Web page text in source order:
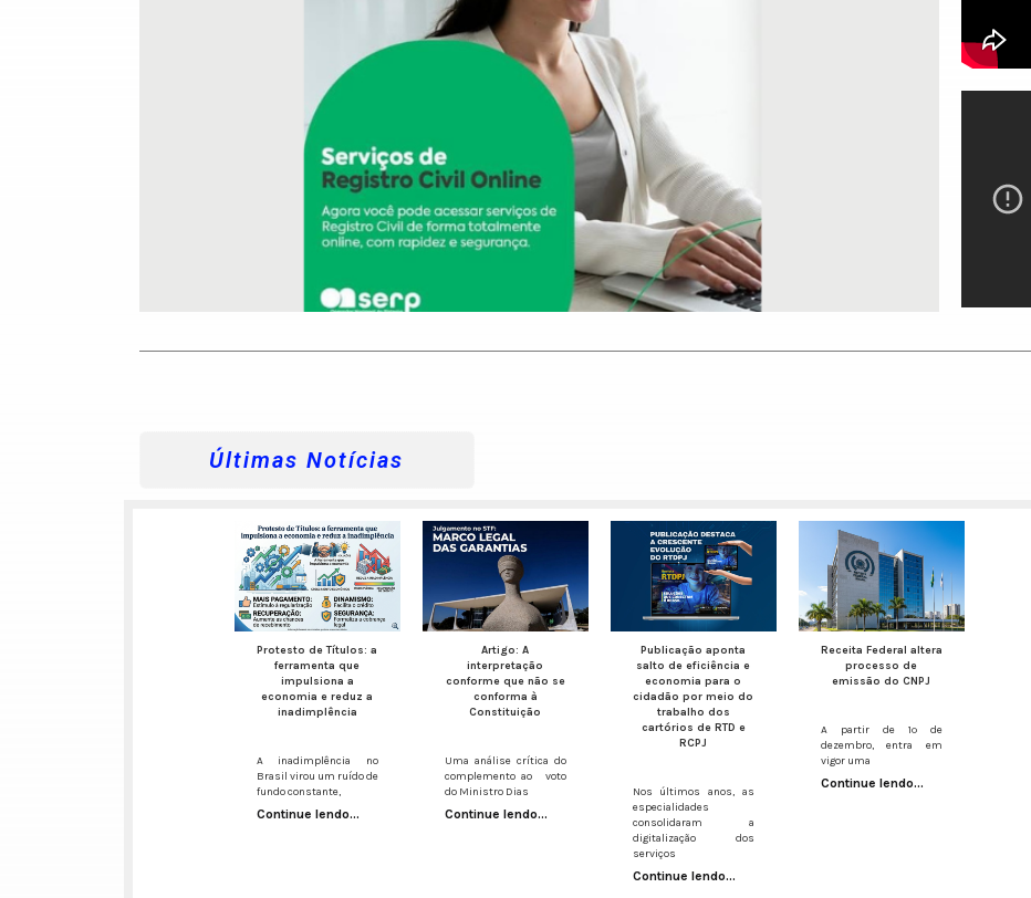
Últimas Notícias
Protesto de Títulos: a
ferramenta que
impulsiona a
economia e reduz a
inadimplência
A inadimplência no
Brasil virou um ruído de
fundo constante,
Continue lendo...
Artigo: A
interpretação
conforme que não se
conforma à
Constituição
Uma análise crítica do
complemento ao voto
do Ministro Dias
Continue lendo...
Publicação aponta
salto de eficiência e
economia para o
cidadão por meio do
trabalho dos
cartórios de RTD e
RCPJ
Nos últimos anos, as
especialidades
consolidaram a
digitalização dos
serviços
Continue lendo...
Receita Federal altera
processo de
emissão do CNPJ
A partir de 1º de
dezembro, entra em
vigor uma
Continue lendo...